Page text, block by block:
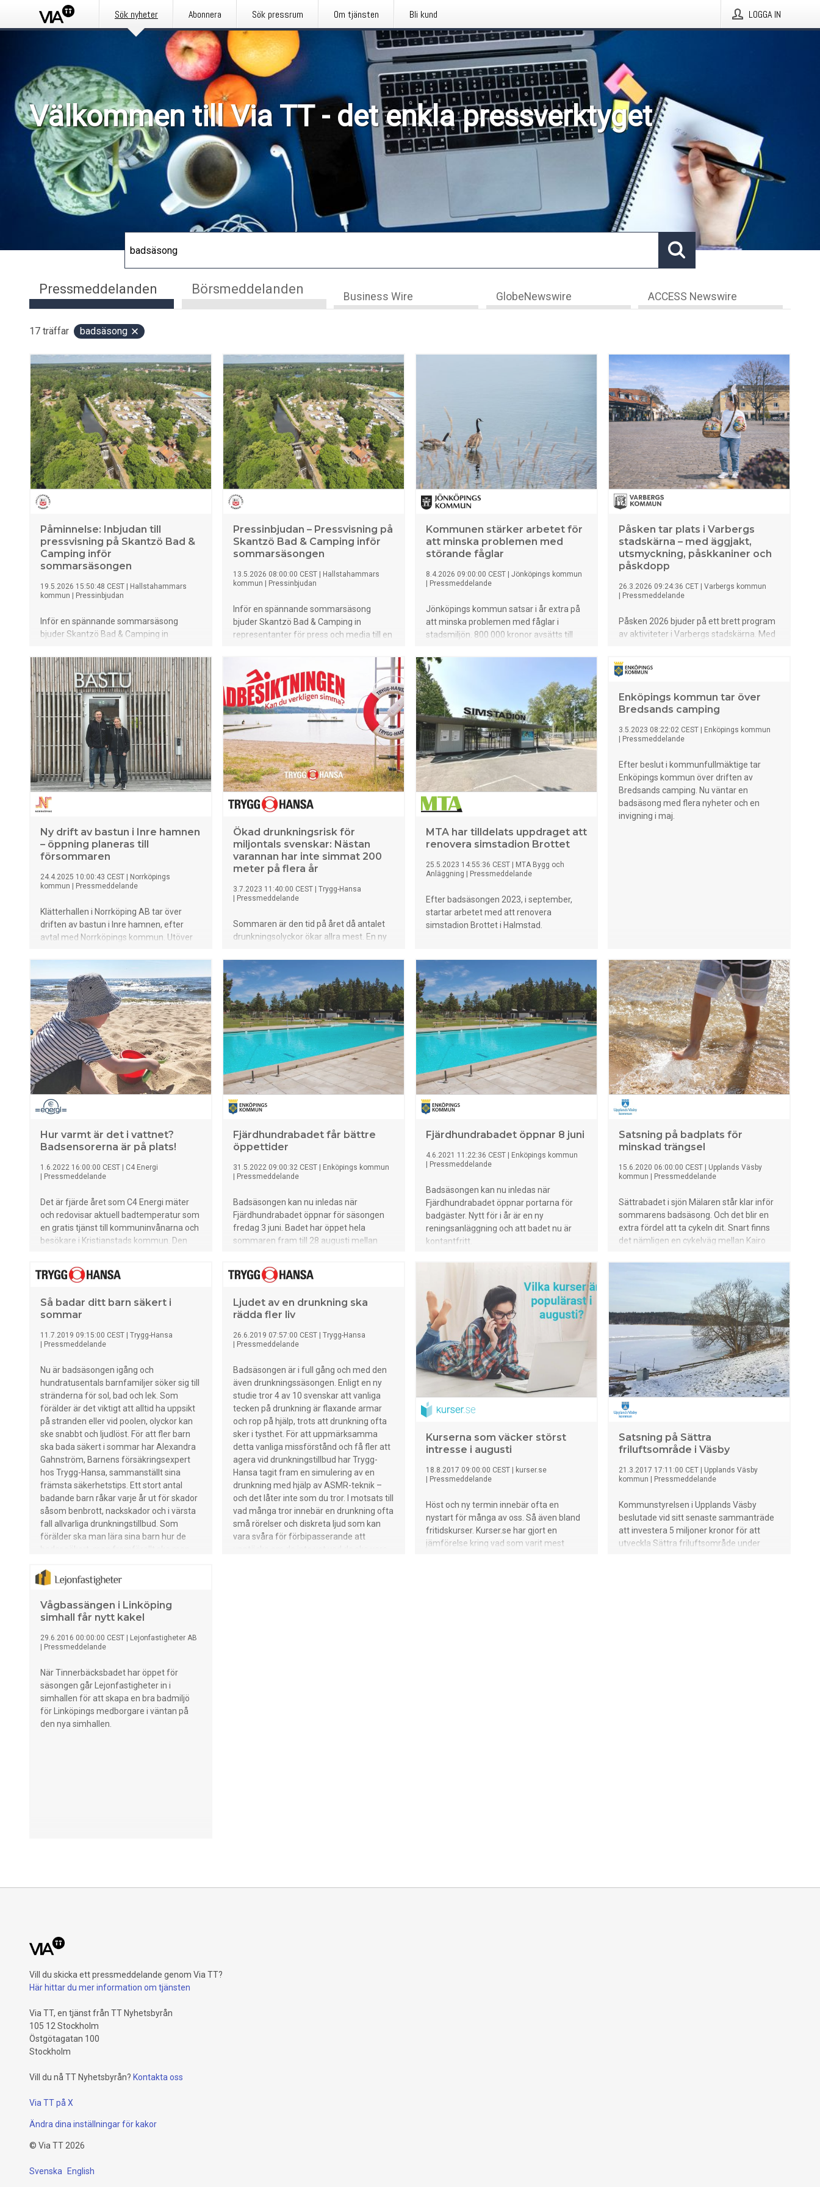
Sök nyheter Abonnera Sök pressrum Om tjänsten Bli kund LOGGA IN
Välkommen till Via TT - det enkla pressverktyget
Pressmeddelanden Börsmeddelanden Business Wire GlobeNewswire ACCESS Newswire
17 träffar badsäsong
Påminnelse: Inbjudan till
pressvisning på Skantzö Bad &
Camping inför
sommarsäsongen
19.5.2026 15:50:48 CEST
Hallstahammars
kommun
Pressinbjudan
Inför en spännande sommarsäsong
bjuder Skantzö Bad & Camping in
pressvisning torsdagen den 21 maj kl.
11.00–12.00.
Pressinbjudan – Pressvisning på
Skantzö Bad & Camping inför
sommarsäsongen
13.5.2026 08:00:00 CEST
Hallstahammars
kommun
Pressinbjudan
Inför en spännande sommarsäsong
bjuder Skantzö Bad & Camping in
representanter för press och media till en
Kommunen stärker arbetet för
att minska problemen med
störande fåglar
8.4.2026 09:00:00 CEST
Jönköpings kommun
Pressmeddelande
Jönköpings kommun satsar i år extra på
att minska problemen med fåglar i
stadsmiljön. 800 000 kronor avsätts till
skötsel av bland annat badstränder.
Under april till oktober arbetar en
medarbetare heltid med insatserna,
bland annat genom att störa fåglar med
grön laser.
Påsken tar plats i Varbergs
stadskärna – med äggjakt,
utsmyckning, påskkaniner och
påskdopp
26.3.2026 09:24:36 CET
Varbergs kommun
Pressmeddelande
Påsken 2026 bjuder på ett brett program
av aktiviteter i Varbergs stadskärna. Med
påskkaniner, traditionsenligt påskdopp,
påskeld och ny påskutsmyckning skapas
och besökare.
Ny drift av bastun i Inre hamnen
– öppning planeras till
försommaren
24.4.2025 10:00:43 CEST
Norrköpings
kommun
Pressmeddelande
Klätterhallen i Norrköping AB tar över
driften av bastun i Inre hamnen, efter
avtal med Norrköpings kommun. Utöver
kiosken vid bad- och bryggområdet.
Ökad drunkningsrisk för
miljontals svenskar: Nästan
varannan har inte simmat 200
meter på flera år
3.7.2023 11:40:00 CEST
Trygg-Hansa
Pressmeddelande
Sommaren är den tid på året då antalet
drunkningsolyckor ökar allra mest. En ny
svenskarna överskattar sin simförmåga.
Åtta av tio tror sig klara att simma 200
meter men av dessa har fyra av tio har
inte simmat 200 meter de senaste tre
åren. Därför uppmanar Trygga-Hansa till
”Badbesiktningen” i sommar. I den nya
undersökningen som Novus gjort på
uppdrag av Trygg-Hansa framkommer
det att hela 83 procent är övertygade om
att de kan simma 200 meter. Samtidigt
som fyra av tio av dessa inte har simmat
så långt på tre år eller längre. Det finns
med andra ord en hel del svenskar som
överskattar sin förmåga när
badsäsongen nu drar i gång. –
Simkunnighet är en färskvara, framför
allt när det handlar om simning i sjöar
eller hav. Trots att vi svenskar älskar att
det oroväckande att så pass få simmar
200 meter med jämna mellanrum. Många
svenskar har en övertro på sin förmåga
vilket ökar risken för drunkningstillbud i
MTA har tilldelats uppdraget att
renovera simstadion Brottet
25.5.2023 14:55:36 CEST
MTA Bygg och
Anläggning
Pressmeddelande
Efter badsäsongen 2023, i september,
startar arbetet med att renovera
simstadion Brottet i Halmstad.
Enköpings kommun tar över
Bredsands camping
3.5.2023 08:22:02 CEST
Enköpings kommun
Pressmeddelande
Efter beslut i kommunfullmäktige tar
Enköpings kommun över driften av
Bredsands camping. Nu väntar en
badsäsong med flera nyheter och en
invigning i maj.
Hur varmt är det i vattnet?
Badsensorerna är på plats!
1.6.2022 16:00:00 CEST
C4 Energi
Pressmeddelande
Det är fjärde året som C4 Energi mäter
och redovisar aktuell badtemperatur som
en gratis tjänst till kommuninvånarna och
besökare i Kristianstads kommun. Den
besök förra badsäsongen. I år kommer
man mäta badtemperaturen i Äspet,
Sensorn för Landön kommer att aktiveras
i mitten på juni. På C4 Energis hemsida
kan man nu inte bara se vilka badplatser
vi mäter temperaturen vid utan också se
vind. Mätdatan samlas in med hjälp av IoT
och sensorer och informationen
redovisas löpande på hemsidan och i vår
app. IoT, Internet of Things, är ett
samlingsbegrepp där sensorer mäter
eller känner av data och uppkoppling gör
att informationen kan skickas vidare och
sammanställas. Henrik som är
projektledare för IoT öppnar för
möjligheten för lokala företag att höra av
sig med idéer på fler projekt som C4
Energi kan ta sig an kopplat till sensorer
och mätdata. - Det finns många
möjligheter k
Fjärdhundrabadet får bättre
öppettider
31.5.2022 09:00:32 CEST
Enköpings kommun
Pressmeddelande
Badsäsongen kan nu inledas när
Fjärdhundrabadet öppnar för säsongen
fredag 3 juni. Badet har öppet hela
sommaren fram till 28 augusti mellan
Fjärdhundrabadet öppnar 8 juni
4.6.2021 11:22:36 CEST
Enköpings kommun
Pressmeddelande
Badsäsongen kan nu inledas när
Fjärdhundrabadet öppnar portarna för
badgäster. Nytt för i år är en ny
reningsanläggning och att badet nu är
kontantfritt.
Satsning på badplats för
minskad trängsel
15.6.2020 06:00:00 CEST
Upplands Väsby
kommun
Pressmeddelande
Sättrabadet i sjön Mälaren står klar inför
sommarens badsäsong. Och det blir en
extra fördel att ta cykeln dit. Snart finns
det nämligen en cykelväg mellan Kairo
Så badar ditt barn säkert i
sommar
11.7.2019 09:15:00 CEST
Trygg-Hansa
Pressmeddelande
Nu är badsäsongen igång och
hundratusentals barnfamiljer söker sig till
stränderna för sol, bad och lek. Som
förälder är det viktigt att alltid ha uppsikt
på stranden eller vid poolen, olyckor kan
ske snabbt och ljudlöst. För att fler barn
ska bada säkert i sommar har Alexandra
Gahnström, Barnens försäkringsexpert
hos Trygg-Hansa, sammanställt sina
främsta säkerhetstips. Ett stort antal
badande barn råkar varje år ut för skador
såsom benbrott, nackskador och i värsta
fall allvarliga drunkningstillbud. Som
förälder ska man lära sina barn hur de
badar säkert, men framförallt ska man
är den vanligaste dödsolyckan bland barn
1-6 år, kan vara väldigt svårt att upptäcka
om man inte är uppmärksam då det ofta
går fort och sker i tystnad. - Din
i trafiken, vara bland det farligaste som
finns för barn då din uppmärksamhet
ifrån dig telefonen och håll dig på
gripavstånd f
Ljudet av en drunkning ska
rädda fler liv
26.6.2019 07:57:00 CEST
Trygg-Hansa
Pressmeddelande
Badsäsongen är i full gång och med den
även drunkningssäsongen. Enligt en ny
studie tror 4 av 10 svenskar att vanliga
tecken på drunkning är flaxande armar
och rop på hjälp, trots att drunkning ofta
sker i tysthet. För att uppmärksamma
detta vanliga missförstånd och få fler att
agera vid drunkningstillbud har Trygg-
Hansa tagit fram en simulering av en
drunkning med hjälp av ASMR-teknik –
och det låter inte som du tror. I motsats till
vad många tror innebär en drunkning ofta
små rörelser och diskreta ljud som kan
vara svåra för förbipasserande att
upptäcka om de inte vet vad de ska vara
Kurserna som väcker störst
intresse i augusti
18.8.2017 09:00:00 CEST
kurser.se
Pressmeddelande
Höst och ny termin innebär ofta en
nystart för många av oss. Så även bland
fritidskurser. Kurser.se har gjort en
jämförelse kring vad som varit mest
Satsning på Sättra
friluftsområde i Väsby
21.3.2017 17:11:00 CET
Upplands Väsby
kommun
Pressmeddelande
Kommunstyrelsen i Upplands Väsby
beslutade vid sitt senaste sammanträde
att investera 5 miljoner kronor för att
utveckla Sättra friluftsområde under
Vågbassängen i Linköping
simhall får nytt kakel
29.6.2016 00:00:00 CEST
Lejonfastigheter AB
Pressmeddelande
När Tinnerbäcksbadet har öppet för
säsongen går Lejonfastigheter in i
simhallen för att skapa en bra badmiljö
för Linköpings medborgare i väntan på
den nya simhallen.
Vill du skicka ett pressmeddelande genom Via TT?
Här hittar du mer information om tjänsten
Via TT, en tjänst från TT Nyhetsbyrån
105 12 Stockholm
Östgötagatan 100
Stockholm
Vill du nå TT Nyhetsbyrån? Kontakta oss
Via TT på X
Ändra dina inställningar för kakor
© Via TT 2026
Svenska English